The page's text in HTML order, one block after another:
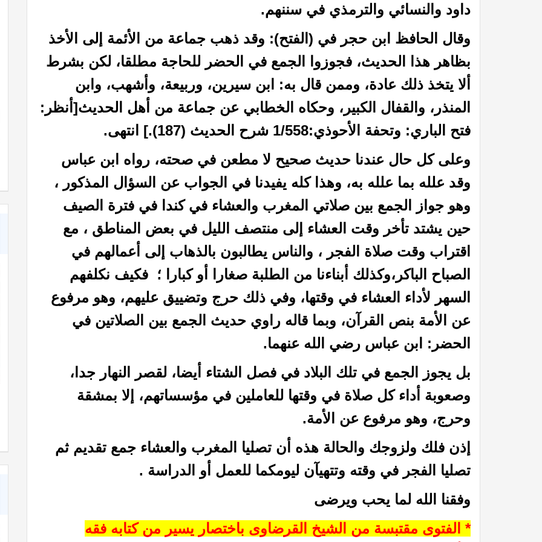
داود والنسائي والترمذي في سننهم.
وقال الحافظ ابن حجر في (الفتح): وقد ذهب جماعة من الأئمة إلى الأخذ
بظاهر هذا الحديث، فجوزوا الجمع في الحضر للحاجة مطلقا، لكن بشرط
ألا يتخذ ذلك عادة، وممن قال به: ابن سيرين، وربيعة، وأشهب، وابن
المنذر، والقفال الكبير، وحكاه الخطابي عن جماعة من أهل الحديث[أنظر:
فتح الباري: وتحفة الأحوذي:1/558 شرح الحديث (187).] انتهى.
وعلى كل حال عندنا حديث صحيح لا مطعن في صحته، رواه ابن عباس
وقد علله بما علله به، وهذا كله يفيدنا في الجواب عن السؤال المذكور ،
وهو جواز الجمع بين صلاتي المغرب والعشاء في كندا في فترة الصيف
حين يشتد تأخر وقت العشاء إلى منتصف الليل في بعض المناطق ، مع
اقتراب وقت صلاة الفجر ، والناس يطالبون بالذهاب إلى أعمالهم في
الصباح الباكر،وكذلك أبناءنا من الطلبة صغارا أو كبارا ؛ فكيف نكلفهم
السهر لأداء العشاء في وقتها، وفي ذلك حرج وتضييق عليهم، وهو مرفوع
عن الأمة بنص القرآن، وبما قاله راوي حديث الجمع بين الصلاتين في
الحضر: ابن عباس رضي الله عنهما.
بل يجوز الجمع في تلك البلاد في فصل الشتاء أيضا، لقصر النهار جدا،
وصعوبة أداء كل صلاة في وقتها للعاملين في مؤسساتهم، إلا بمشقة
وحرج، وهو مرفوع عن الأمة.
إذن فلك ولزوجك والحالة هذه أن تصليا المغرب والعشاء جمع تقديم ثم
تصليا الفجر في وقته وتتهيآن ليومكما للعمل أو الدراسة .
وفقنا الله لما يحب ويرضى
* الفتوى مقتبسة من الشيخ القرضاوى باختصار يسير من كتابه فقه
عظمة الله رب العالمين: (25) قال الله عز وجل : يؤذيني ابن آدم يسب الدهر كتاب خواطر إيمانية حول عظمة الله رب العالمين
على كثير ممن لبس الثياب أوباما من صحابة الرسول ؟؟!! كبسولة بالأذن